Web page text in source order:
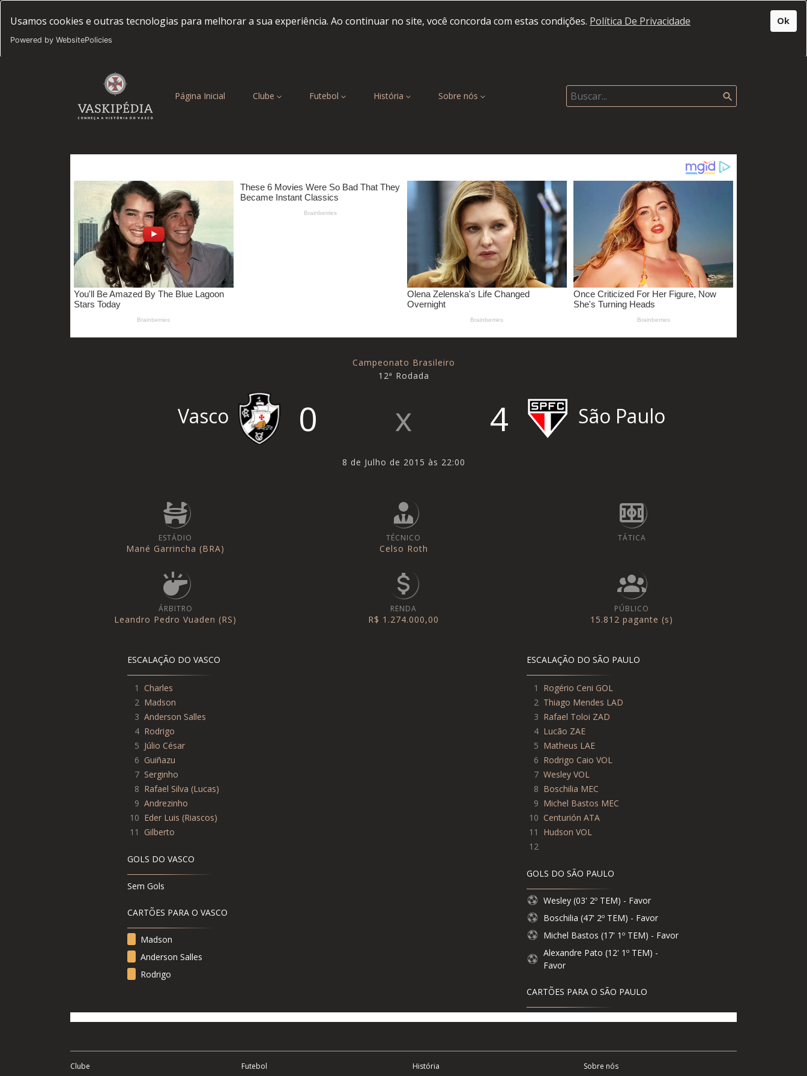
Usamos cookies e outras tecnologias para melhorar a sua experiência. Ao continuar no site, você concorda com estas condições. Política De Privacidade Ok
Powered by WebsitePolicies
Página Inicial (current)Clube Futebol História Sobre nós
Campeonato Brasileiro
12ª Rodada
Vasco 0 4 São Paulo
8 de Julho de 2015 às 22:00
ESTÁDIO
Mané Garrincha (BRA)
TÉCNICO
Celso Roth
TÁTICA
ÁRBITRO
Leandro Pedro Vuaden (RS)
RENDA
R$ 1.274.000,00
PÚBLICO
15.812 pagante (s)
ESCALAÇÃO DO VASCO
1
Charles
2 Madson
3 Anderson Salles
4 Rodrigo
5 Júlio César
6 Guiñazu
7 Serginho
8 Rafael Silva (Lucas)
9 Andrezinho
10 Eder Luis (Riascos)
11
Gilberto
GOLS DO VASCO
Sem Gols
CARTÕES PARA O VASCO
Madson
Anderson Salles
Rodrigo
ESCALAÇÃO DO SÃO PAULO
1
Rogério Ceni GOL
2 Thiago Mendes LAD
3 Rafael Toloi ZAD
4 Lucão ZAE
5 Matheus LAE
6 Rodrigo Caio VOL
7 Wesley VOL
8 Boschilia MEC
9 Michel Bastos MEC
10 Centurión ATA
11
Hudson VOL
12
GOLS DO SÃO PAULO
Wesley (03' 2º TEM) - Favor
Boschilia (47' 2º TEM) - Favor
Michel Bastos (17' 1º TEM) - Favor
Alexandre Pato (12' 1º TEM) -
Favor
CARTÕES PARA O SÃO PAULO
Clube Futebol História Sobre nós